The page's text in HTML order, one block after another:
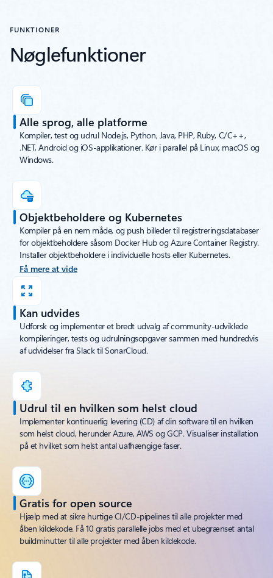
FUNKTIONER
Nøglefunktioner
Alle sprog, alle platforme
Kompiler, test og udrul Node.js, Python, Java, PHP, Ruby, C/C++,
.NET, Android og iOS-applikationer. Kør i parallel på Linux, macOS og
Windows.
Objektbeholdere og Kubernetes
Kompiler på en nem måde, og push billeder til registreringsdatabaser
for objektbeholdere såsom Docker Hub og Azure Container Registry.
Installer objektbeholdere i individuelle hosts eller Kubernetes.
Få mere at vide
Kan udvides
Udforsk og implementer et bredt udvalg af community-udviklede
kompileringer, tests og udrulningsopgaver sammen med hundredvis
af udvidelser fra Slack til SonarCloud.
Udrul til en hvilken som helst cloud
Implementer kontinuerlig levering (CD) af din software til en hvilken
som helst cloud, herunder Azure, AWS og GCP. Visualiser installation
på et hvilket som helst antal uafhængige faser.
Gratis for open source
Hjælp med at sikre hurtige CI/CD-pipelines til alle projekter med
åben kildekode. Få 10 gratis parallelle jobs med et ubegrænset antal
buildminutter til alle projekter med åben kildekode.